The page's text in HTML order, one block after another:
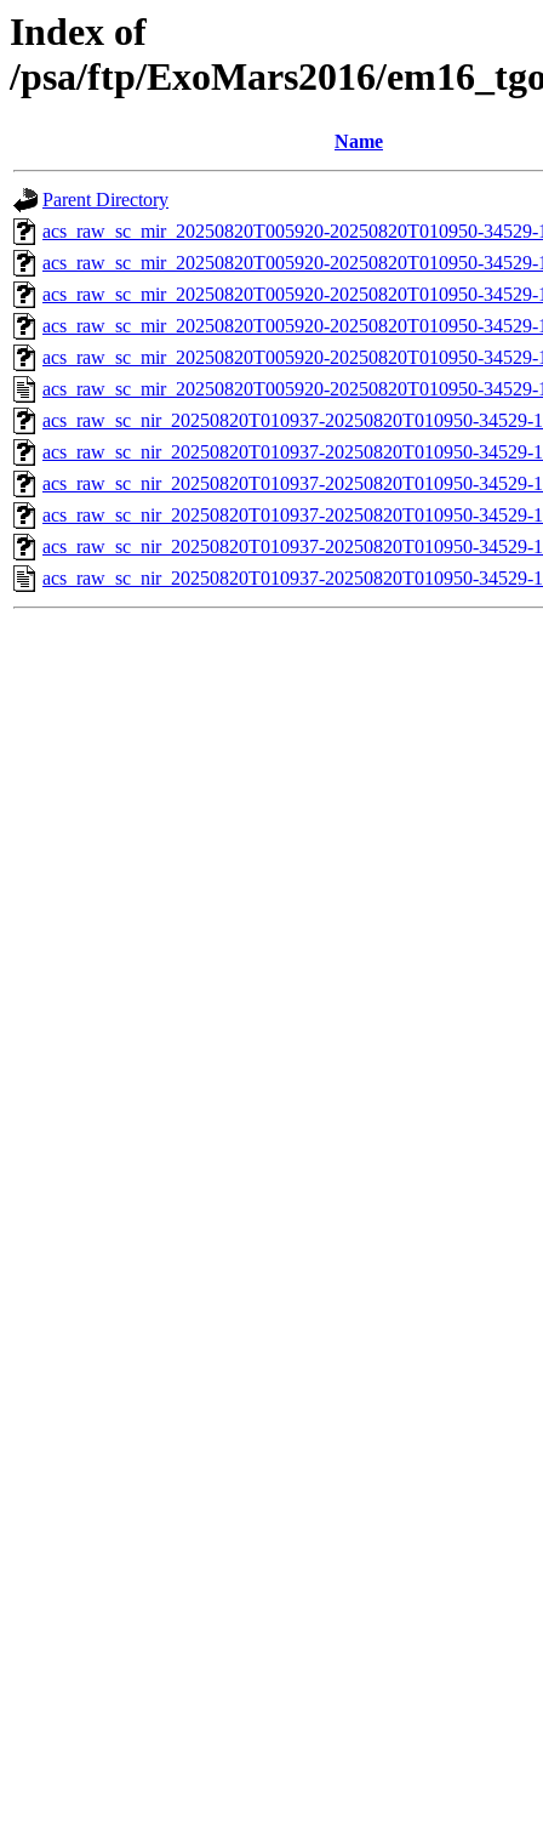
Index of
/psa/ftp/ExoMars2016/
Name
Parent Directory
acs_raw_sc_mir_20250820T005920-20250820T010950-
acs_raw_sc_mir_20250820T005920-20250820T010950-
acs_raw_sc_mir_20250820T005920-20250820T010950-
acs_raw_sc_mir_20250820T005920-20250820T010950-
acs_raw_sc_mir_20250820T005920-20250820T010950-
acs_raw_sc_mir_20250820T005920-20250820T010950-
acs_raw_sc_nir_20250820T010937-20250820T010950-
acs_raw_sc_nir_20250820T010937-20250820T010950-34529-
acs_raw_sc_nir_20250820T010937-20250820T010950-34529-
acs_raw_sc_nir_20250820T010937-20250820T010950-34529-
acs_raw_sc_nir_20250820T010937-20250820T010950-34529-
acs_raw_sc_nir_20250820T010937-20250820T010950-34529-